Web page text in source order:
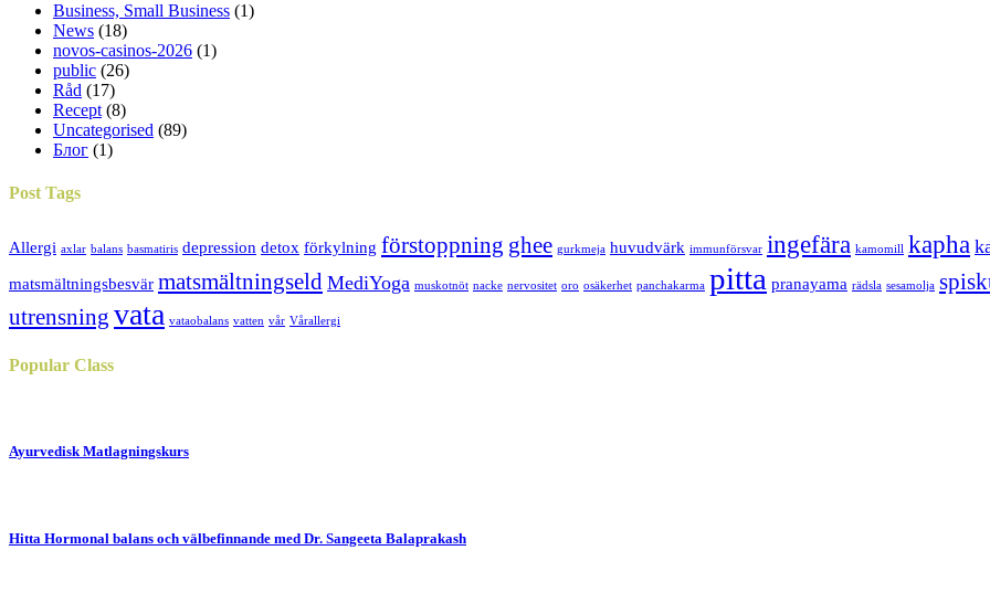
Business, Small Business (1)
News (18)
novos-casinos-2026 (1)
public (26)
Råd (17)
Recept (8)
Uncategorised (89)
Блог (1)
Post Tags
Allergi axlar balans basmatiris depression detox förkylning förstoppning ghee gurkmeja huvudvärk immunförsvar ingefära kamomill kapha
matsmältningsbesvär matsmältningseld MediYoga muskotnöt nacke nervositet oro osäkerhet panchakarma pitta pranayama rädsla sesamolja
utrensning vata vataobalans vatten vår Vårallergi
Popular Class
Ayurvedisk Matlagningskurs
Hitta Hormonal balans och välbefinnande med Dr. Sangeeta Balaprakash